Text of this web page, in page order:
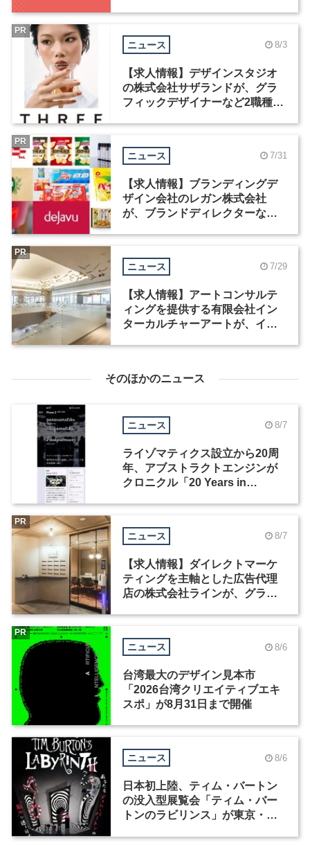
ニュース 8/3
【求人情報】デザインスタジオ
の株式会社サザランドが、グラ
フィックデザイナーなど2職種を
PR
ニュース 7/31
【求人情報】ブランディングデ
ザイン会社のレガン株式会社
が、ブランドディレクターなど3
PR
ニュース 7/29
【求人情報】アートコンサルテ
ィングを提供する有限会社イン
ターカルチャーアートが、イン
PR
そのほかのニュース
ニュース 8/7
ライゾマティクス設立から20周
年、アブストラクトエンジンが
クロニクル「20 Years in
ニュース 8/7
【求人情報】ダイレクトマーケ
ティングを主軸とした広告代理
店の株式会社ラインが、グラフ
PR
ニュース 8/6
台湾最大のデザイン見本市
「2026台湾クリエイティブエキ
スポ」が8月31日まで開催
PR
ニュース 8/6
日本初上陸、ティム・バートン
の没入型展覧会「ティム・バー
トンのラビリンス」が東京・豊